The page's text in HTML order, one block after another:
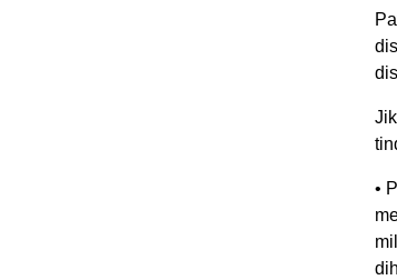
•